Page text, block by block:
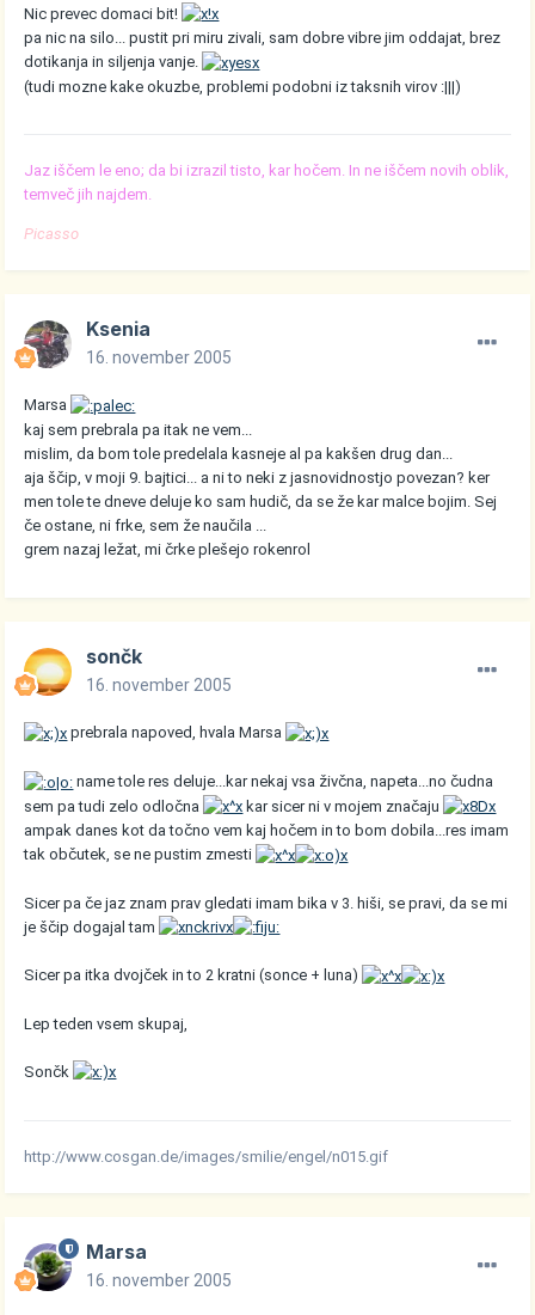
Nic prevec domaci bit!
pa nic na silo... pustit pri miru zivali, sam dobre vibre jim oddajat, brez
dotikanja in siljenja vanje.
(tudi mozne kake okuzbe, problemi podobni iz taksnih virov :|||)
Jaz iščem le eno; da bi izrazil tisto, kar hočem. In ne iščem novih oblik,
temveč jih najdem.
Picasso
Ksenia
16. november 2005
Marsa
kaj sem prebrala pa itak ne vem...
mislim, da bom tole predelala kasneje al pa kakšen drug dan...
aja ščip, v moji 9. bajtici... a ni to neki z jasnovidnostjo povezan? ker
men tole te dneve deluje ko sam hudič, da se že kar malce bojim. Sej
če ostane, ni frke, sem že naučila ...
grem nazaj ležat, mi črke plešejo rokenrol
sončk
16. november 2005
prebrala napoved, hvala Marsa
name tole res deluje...kar nekaj vsa živčna, napeta...no čudna
sem pa tudi zelo odločna
kar sicer ni v mojem značaju
ampak danes kot da točno vem kaj hočem in to bom dobila...res imam
tak občutek, se ne pustim zmesti
Sicer pa če jaz znam prav gledati imam bika v 3. hiši, se pravi, da se mi
je ščip dogajal tam
Sicer pa itka dvojček in to 2 kratni (sonce + luna)
Lep teden vsem skupaj,
Sončk
http://www.cosgan.de/images/smilie/engel/n015.gif
Marsa
16. november 2005